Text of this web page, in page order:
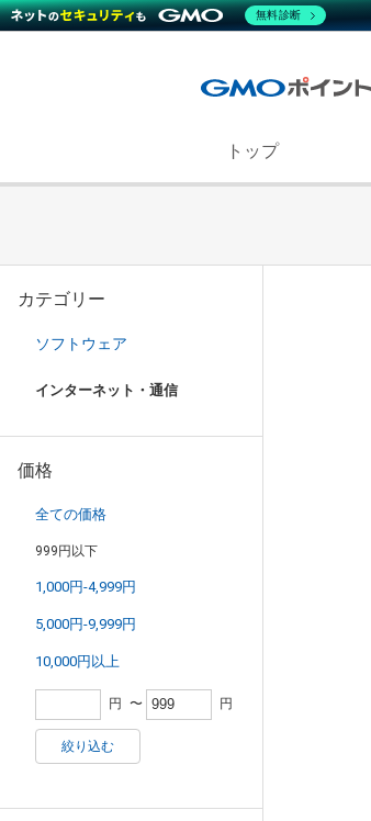
トップ
カテゴリー
ソフトウェア
インターネット・通信
価格
全ての価格
999円以下
1,000円-4,999円
5,000円-9,999円
10,000円以上
円 〜 円
絞り込む
無料診断